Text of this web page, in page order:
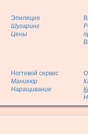
Эпиляция
Шугаринг
Цены
Ногтевой сервис
Маникюр
Наращивание